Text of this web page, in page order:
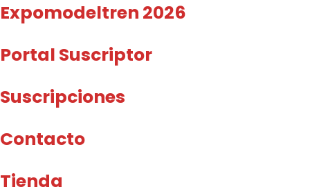
Expomodeltren 2026
Portal Suscriptor
Suscripciones
Contacto
Tienda